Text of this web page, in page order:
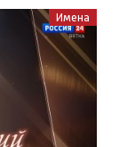
Имена